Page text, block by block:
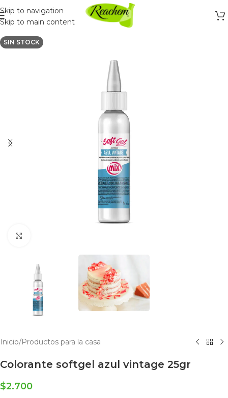
Skip to navigation
Skip to main content
SIN STOCK
Inicio/Productos para la casa
Colorante softgel azul vintage 25gr
$2.700